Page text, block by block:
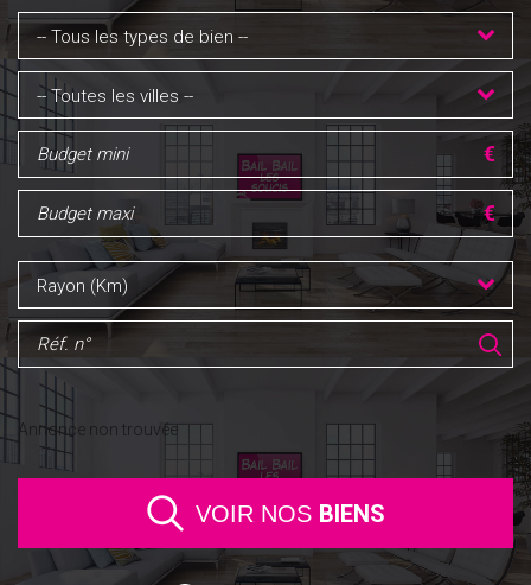
-- Tous les types de bien --
-- Toutes les villes --
Rayon (Km)
Annonce non trouvée
VOIR NOS BIENS